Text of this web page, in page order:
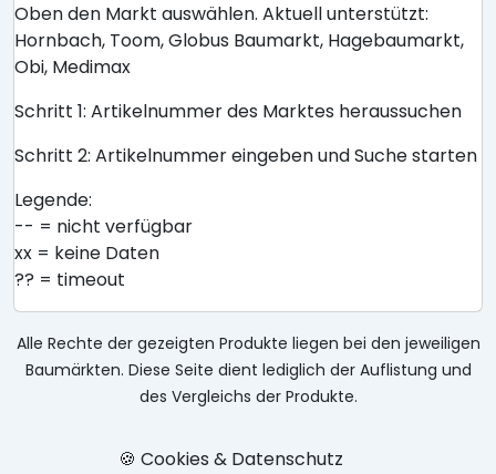
Oben den Markt auswählen. Aktuell unterstützt:
Hornbach, Toom, Globus Baumarkt, Hagebaumarkt,
Obi, Medimax
Schritt 1: Artikelnummer des Marktes heraussuchen
Schritt 2: Artikelnummer eingeben und Suche starten
Legende:
-- = nicht verfügbar
xx = keine Daten
?? = timeout
Alle Rechte der gezeigten Produkte liegen bei den jeweiligen
Baumärkten. Diese Seite dient lediglich der Auflistung und
des Vergleichs der Produkte.
🍪 Cookies & Datenschutz